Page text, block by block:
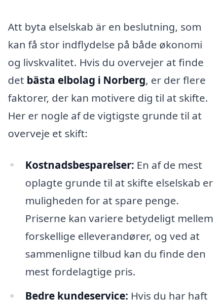
Att byta elselskab är en beslutning, som
kan få stor indflydelse på både økonomi
og livskvalitet. Hvis du overvejer at finde
det bästa elbolag i Norberg, er der flere
faktorer, der kan motivere dig til at skifte.
Her er nogle af de vigtigste grunde til at
overveje et skift:
Kostnadsbesparelser: En af de mest
oplagte grunde til at skifte elselskab er
muligheden for at spare penge.
Priserne kan variere betydeligt mellem
forskellige elleverandører, og ved at
sammenligne tilbud kan du finde den
mest fordelagtige pris.
Bedre kundeservice: Hvis du har haft